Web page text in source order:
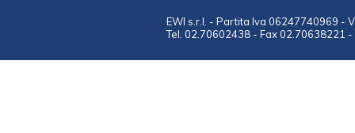
EWI s.r.l. - Partita Iva 06247740969 -
Tel. 02.70602438 - Fax 02.70638221